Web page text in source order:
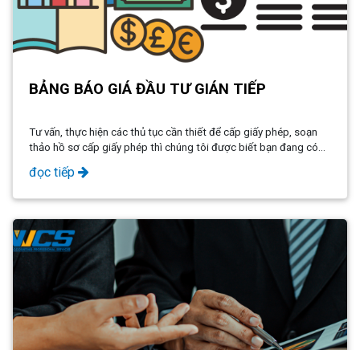
BẢNG BÁO GIÁ ĐẦU TƯ GIÁN TIẾP
Tư vấn, thực hiện các thủ tục cần thiết để cấp giấy phép, soạn
thảo hồ sơ cấp giấy phép thì chúng tôi được biết bạn đang có
nhu cầu thành lập công ty. Trên cơ sở đó công ty chúng tôi xin
đưa ra báo giá như sau:
đọc tiếp